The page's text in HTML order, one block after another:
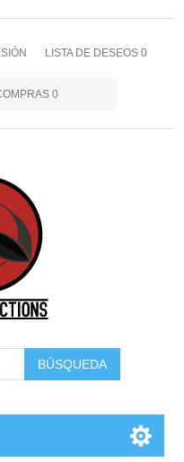
LISTA DE DESEOS 0
0
BÚSQUEDA